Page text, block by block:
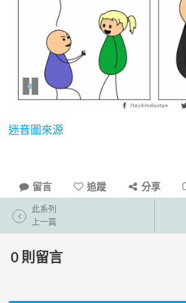
迷音圖來源
留言 追蹤 分享
此系列
上一篇
0 則留言